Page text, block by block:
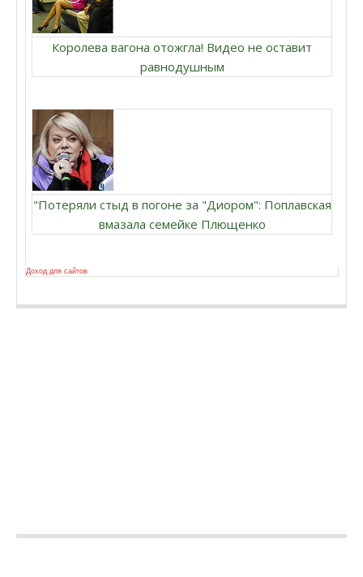
Королева вагона отожгла! Видео не оставит
равнодушным
"Потеряли стыд в погоне за "Диором": Поплавская
вмазала семейке Плющенко
Доход для сайтов